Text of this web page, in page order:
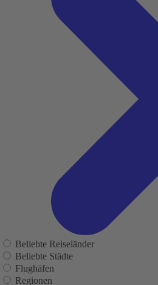
Beliebte Reiseländer
Beliebte Städte
Flughäfen
Regionen